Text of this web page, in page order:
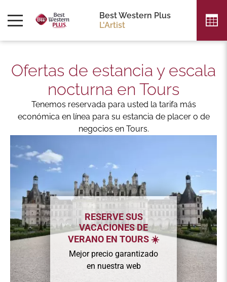
Best Western Plus
L'Artist
Ofertas de estancia y escala
nocturna en Tours
Tenemos reservada para usted la tarifa más
económica en línea para su estancia de placer o de
negocios en Tours.
RESERVE SUS
VACACIONES DE
VERANO EN TOURS ☀️
Mejor precio garantizado
en nuestra web